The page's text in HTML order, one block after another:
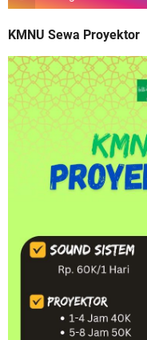
KMNU Sewa Proyektor